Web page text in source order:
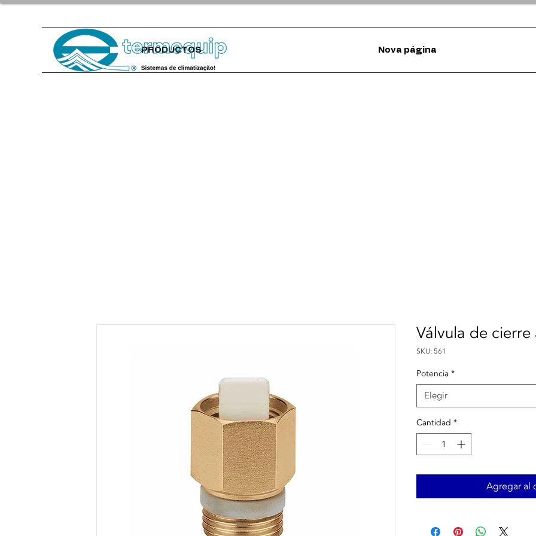
PRODUCTOS Nova página
Válvula de
SKU: 561
Potencia *
Elegir
Cantidad *
Agregar al